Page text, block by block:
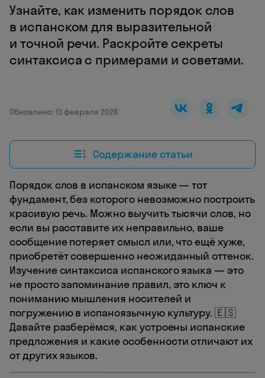
Узнайте, как изменить порядок слов
в испанском для выразительной
и точной речи. Раскройте секреты
синтаксиса с примерами и советами.
Обновлено: 13 февраля 2026
Содержание статьи
Порядок слов в испанском языке — тот
фундамент, без которого невозможно построить
красивую речь. Можно выучить тысячи слов, но
если вы расставите их неправильно, ваше
сообщение потеряет смысл или, что ещё хуже,
приобретёт совершенно неожиданный оттенок.
Изучение синтаксиса испанского языка — это
не просто запоминание правил, это ключ к
пониманию мышления носителей и
погружению в испаноязычную культуру. 🇪🇸
Давайте разберёмся, как устроены испанские
предложения и какие особенности отличают их
от других языков.